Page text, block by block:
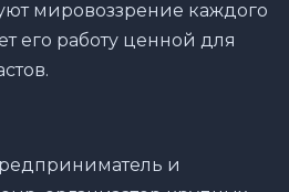
мировоззрение каждого
его работу ценной для
и